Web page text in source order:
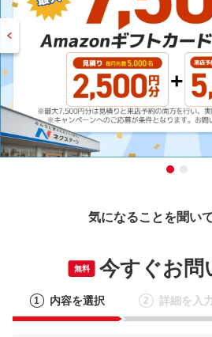
気になることを聞い
無料 今すぐお問
1 内容を選択 2 詳細を入力